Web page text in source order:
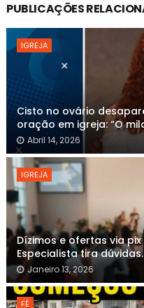
PUBLICAÇÕES
IGREJA
Cisto no ovário
oração em igreja: “O
Abril 14, 2026
IGREJA
Dízimos e ofertas via
Especialista tira dúvidas.
Janeiro 13, 2026
FÉ